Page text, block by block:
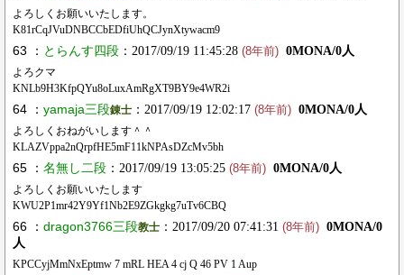
よろしくお願いいたします。
K81rCqJVuDNBCCbEDfiUhQCJynXtywacm9
63 ： とらんす四段 ：2017/09/19 11:45:28 (8年前) 0MONA/0人
よろクマ
KNLb9H3KfpQYu8oLuxAmRgXT9BY9e4WR2i
64 ： yamaja三段錬士 ：2017/09/19 12:02:17 (8年前) 0MONA/0人
よろしくおねがいします＾＾
KLAZVppa2nQrpfHE5mF11kNPAsDZcMv5bh
65 ： 名無し二段 ：2017/09/19 13:05:25 (8年前) 0MONA/0人
よろしくお願いいたします
KWU2P1mr42Y9Yf1Nb2E9ZGkgkg7uTv6CBQ
66 ： dragon3766三段教士 ：2017/09/20 07:41:31 (8年前) 0MONA/0
人
KPCCyjMmNxEptmw 7 mRL HEA 4 cj Q 46 PV 1 Aup